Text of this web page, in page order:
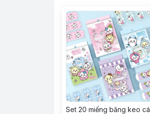
Set 20 miếng băng keo cá